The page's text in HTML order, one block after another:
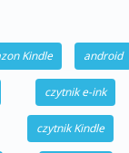
Kindle android
czytnik e-ink
czytnik Kindle